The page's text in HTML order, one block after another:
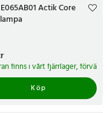
Actik Core
kr
finns i vårt fjärrlager,
Köp